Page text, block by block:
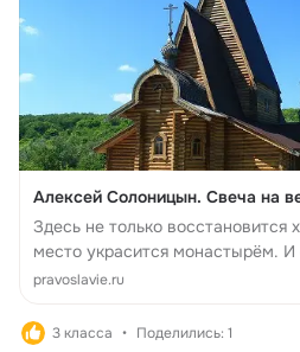
Алексей Солоницын. Свеча на
Здесь не только восстановится
место украсится монастырём.
жизнь, станет местом,
pravoslavie.ru
3 класса Поделились: 1